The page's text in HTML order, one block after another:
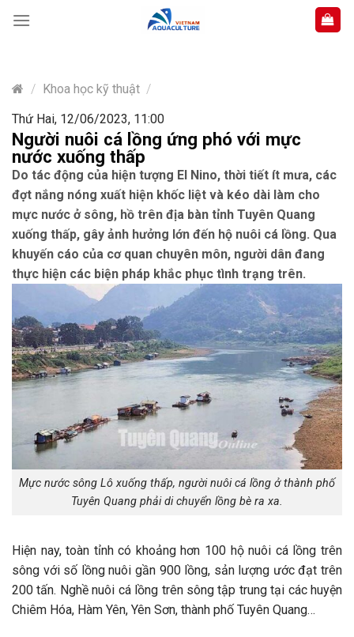
content
/ Khoa học kỹ thuật /
Thứ Hai, 12/06/2023, 11:00
Người nuôi cá lồng ứng phó với mực
nước xuống thấp
Do tác động của hiện tượng El Nino, thời tiết ít mưa, các
đợt nắng nóng xuất hiện khốc liệt và kéo dài làm cho
mực nước ở sông, hồ trên địa bàn tỉnh Tuyên Quang
xuống thấp, gây ảnh hưởng lớn đến hộ nuôi cá lồng. Qua
khuyến cáo của cơ quan chuyên môn, người dân đang
thực hiện các biện pháp khắc phục tình trạng trên.
Mực nước sông Lô xuống thấp, người nuôi cá lồng ở thành phố
Tuyên Quang phải di chuyển lồng bè ra xa.
Hiện nay, toàn tỉnh có khoảng hơn 100 hộ nuôi cá lồng trên
sông với số lồng nuôi gần 900 lồng, sản lượng ước đạt trên
200 tấn. Nghề nuôi cá lồng trên sông tập trung tại các huyện
Chiêm Hóa, Hàm Yên, Yên Sơn, thành phố Tuyên Quang…